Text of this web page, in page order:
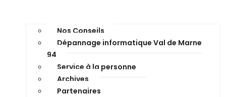
Nos Conseils
Dépannage informatique Val de Marne
94
Service à la personne
Archives
Partenaires